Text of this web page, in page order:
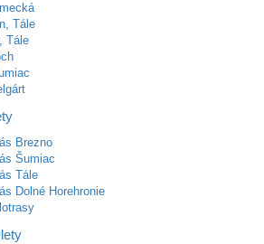
Tále
Tále
Brezno
Šumiac
Tále
Dolné Horehronie